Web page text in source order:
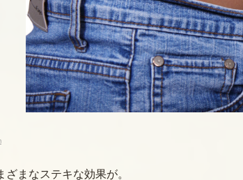
まなステキな効果が。